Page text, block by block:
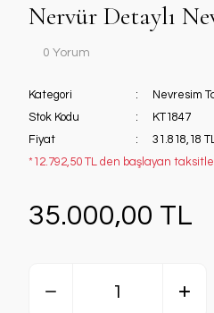
Nervür Detaylı
0 Yorum
Kategori
Nevresim
Stok Kodu
KT1847
Fiyat
31.818,18
*12.792,50 TL den başlayan
35.000,00 TL